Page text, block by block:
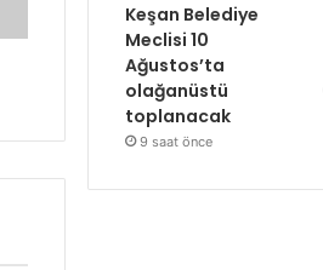
Keşan Belediye
Meclisi 10
Ağustos’ta
olağanüstü
toplanacak
9 saat önce